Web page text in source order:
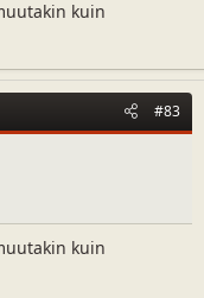
kuin
#83
kuin